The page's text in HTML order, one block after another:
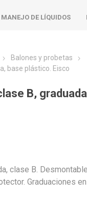
MANEJO DE LÍQUIDOS
Balones y probetas
base plástico. Eisco
B,
clase B.
Graduaciones